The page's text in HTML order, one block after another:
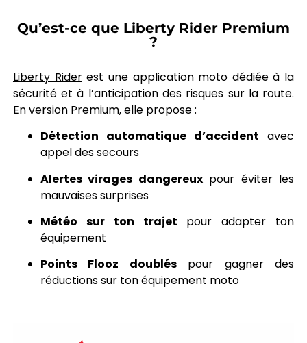
Qu’est-ce que Liberty Rider Premium
?
Liberty Riderest une application moto dédiée à la
sécurité et à l’anticipation des risques sur la route.
En version Premium, elle propose :
Détection automatique d’accident avec
appel des secours
Alertes virages dangereuxpour éviter les
mauvaises surprises
Météo sur ton trajet pour adapter ton
équipement
Points Flooz doubléspour gagner des
réductions sur ton équipement moto